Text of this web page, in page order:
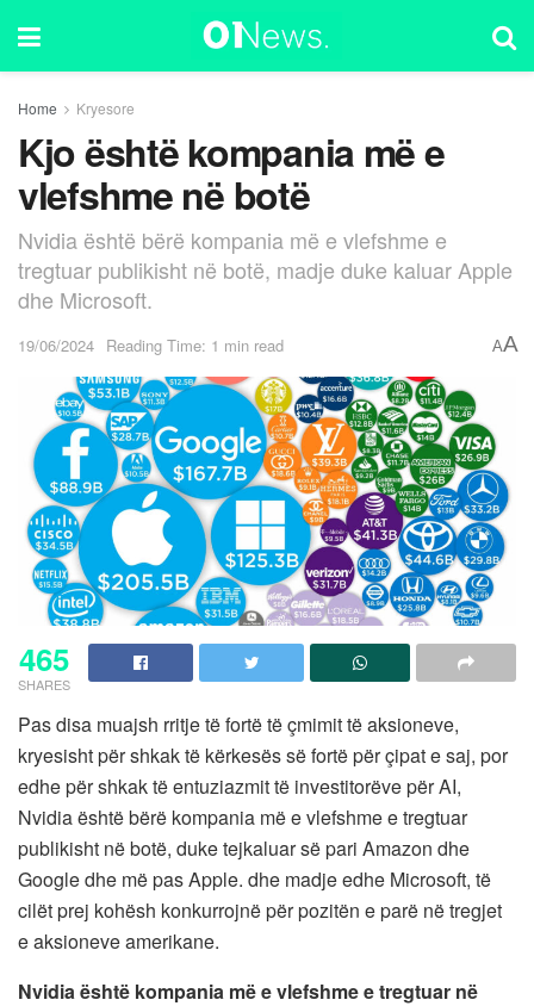
Home Kryesore
Kjo është kompania më e
vlefshme në botë
Nvidia është bërë kompania më e vlefshme e
tregtuar publikisht në botë, madje duke kaluar Apple
dhe Microsoft.
19/06/2024 Reading Time: 1 min read AA
465
SHARES
Pas disa muajsh rritje të fortë të çmimit të aksioneve,
kryesisht për shkak të kërkesës së fortë për çipat e saj, por
edhe për shkak të entuziazmit të investitorëve për AI,
Nvidia është bërë kompania më e vlefshme e tregtuar
publikisht në botë, duke tejkaluar së pari Amazon dhe
Google dhe më pas Apple. dhe madje edhe Microsoft, të
cilët prej kohësh konkurrojnë për pozitën e parë në tregjet
e aksioneve amerikane.
Nvidia është kompania më e vlefshme e tregtuar në